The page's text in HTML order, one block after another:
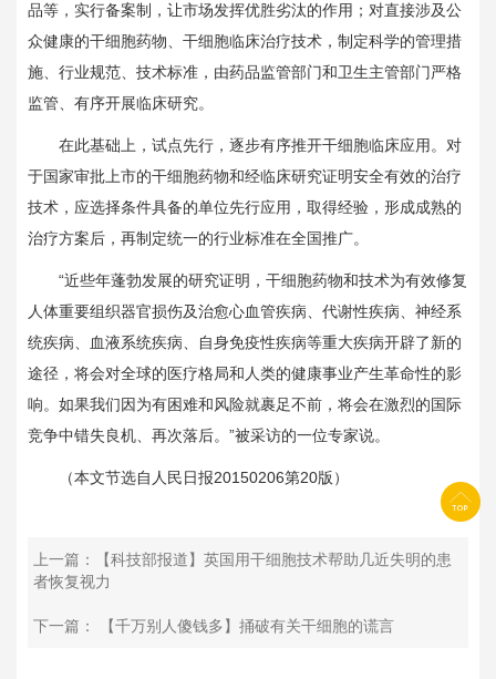
品等，实行备案制，让市场发挥优胜劣汰的作用；对直接涉及公
众健康的干细胞药物、干细胞临床治疗技术，制定科学的管理措
施、行业规范、技术标准，由药品监管部门和卫生主管部门严格
监管、有序开展临床研究。
在此基础上，试点先行，逐步有序推开干细胞临床应用。对
于国家审批上市的干细胞药物和经临床研究证明安全有效的治疗
技术，应选择条件具备的单位先行应用，取得经验，形成成熟的
治疗方案后，再制定统一的行业标准在全国推广。
“近些年蓬勃发展的研究证明，干细胞药物和技术为有效修复
人体重要组织器官损伤及治愈心血管疾病、代谢性疾病、神经系
统疾病、血液系统疾病、自身免疫性疾病等重大疾病开辟了新的
途径，将会对全球的医疗格局和人类的健康事业产生革命性的影
响。如果我们因为有困难和风险就裹足不前，将会在激烈的国际
竞争中错失良机、再次落后。”被采访的一位专家说。
（本文节选自人民日报20150206第20版）
上一篇：【科技部报道】英国用干细胞技术帮助几近失明的患
者恢复视力
下一篇： 【千万别人傻钱多】捅破有关干细胞的谎言